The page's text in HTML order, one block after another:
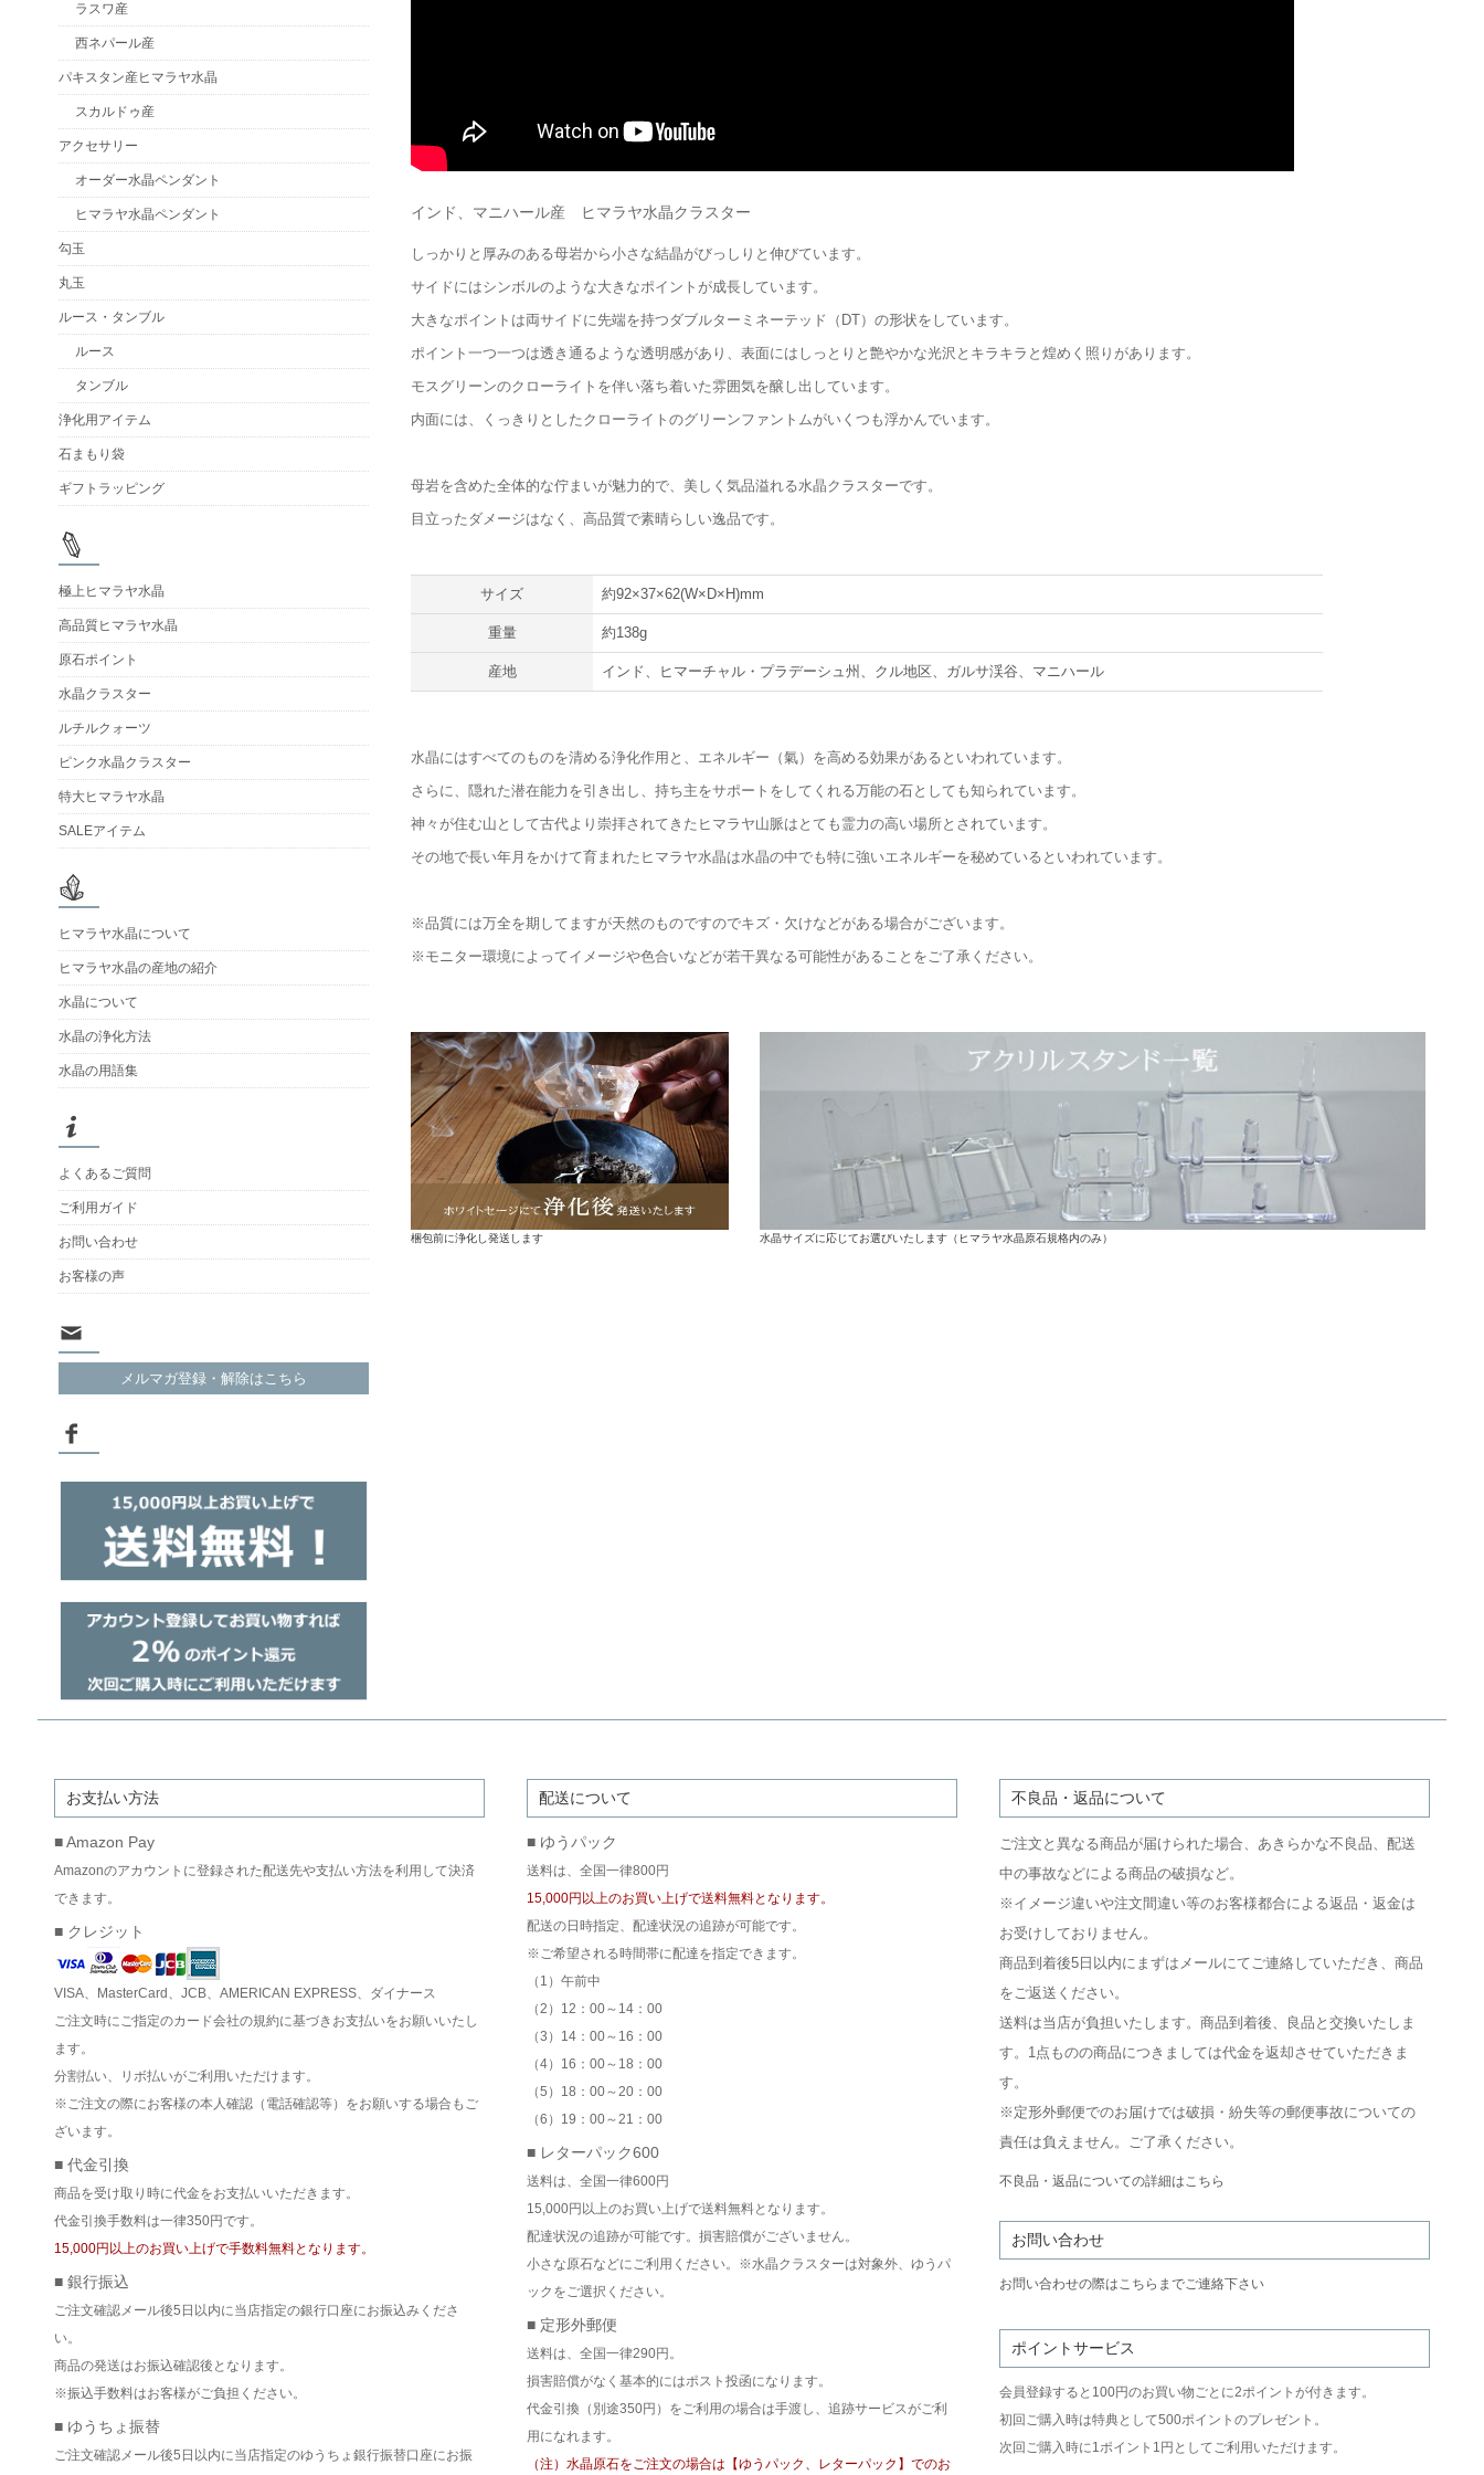
インド、マニハール産 ヒマラヤ水晶クラスター
しっかりと厚みのある母岩から小さな結晶がびっしりと伸びています。
サイドにはシンボルのような大きなポイントが成長しています。
大きなポイントは両サイドに先端を持つダブルターミネーテッド（DT）の形状をしています。
ポイント一つ一つは透き通るような透明感があり、表面にはしっとりと艶やかな光沢とキラキラと煌めく照りがあります。
モスグリーンのクローライトを伴い落ち着いた雰囲気を醸し出しています。
内面には、くっきりとしたクローライトのグリーンファントムがいくつも浮かんでいます。
母岩を含めた全体的な佇まいが魅力的で、美しく気品溢れる水晶クラスターです。
目立ったダメージはなく、高品質で素晴らしい逸品です。
サイズ 約92×37×62(W×D×H)mm
重量 約138g
産地 インド、ヒマーチャル・プラデーシュ州、クル地区、ガルサ渓谷、マニハール
水晶にはすべてのものを清める浄化作用と、エネルギー（氣）を高める効果があるといわれています。
さらに、隠れた潜在能力を引き出し、持ち主をサポートをしてくれる万能の石としても知られています。
神々が住む山として古代より崇拝されてきたヒマラヤ山脈はとても霊力の高い場所とされています。
その地で長い年月をかけて育まれたヒマラヤ水晶は水晶の中でも特に強いエネルギーを秘めているといわれています。
※品質には万全を期してますが天然のものですのでキズ・欠けなどがある場合がございます。
※モニター環境によってイメージや色合いなどが若干異なる可能性があることをご了承ください。
梱包前に浄化し発送します 水晶サイズに応じてお選びいたします（ヒマラヤ水晶原石規格内のみ）
ラスワ産
西ネパール産
パキスタン産ヒマラヤ水晶
スカルドゥ産
アクセサリー
オーダー水晶ペンダント
ヒマラヤ水晶ペンダント
勾玉
丸玉
ルース・タンブル
ルース
タンブル
浄化用アイテム
石まもり袋
ギフトラッピング
極上ヒマラヤ水晶
高品質ヒマラヤ水晶
原石ポイント
水晶クラスター
ルチルクォーツ
ピンク水晶クラスター
特大ヒマラヤ水晶
SALEアイテム
ヒマラヤ水晶について
ヒマラヤ水晶の産地の紹介
水晶について
水晶の浄化方法
水晶の用語集
よくあるご質問
ご利用ガイド
お問い合わせ
お客様の声
メルマガ登録・解除はこちら
お支払い方法
■ Amazon Pay
Amazonのアカウントに登録された配送先や支払い方法を利用して決済
できます。
■ クレジット
VISA、MasterCard、JCB、AMERICAN EXPRESS、ダイナース
ご注文時にご指定のカード会社の規約に基づきお支払いをお願いいたし
ます。
分割払い、リボ払いがご利用いただけます。
※ご注文の際にお客様の本人確認（電話確認等）をお願いする場合もご
ざいます。
■ 代金引換
商品を受け取り時に代金をお支払いいただきます。
代金引換手数料は一律350円です。
15,000円以上のお買い上げで手数料無料となります。
■ 銀行振込
ご注文確認メール後5日以内に当店指定の銀行口座にお振込みくださ
い。
商品の発送はお振込確認後となります。
※振込手数料はお客様がご負担ください。
■ ゆうちょ振替
ご注文確認メール後5日以内に当店指定のゆうちょ銀行振替口座にお振
配送について
■ ゆうパック
送料は、全国一律800円
15,000円以上のお買い上げで送料無料となります。
配送の日時指定、配達状況の追跡が可能です。
※ご希望される時間帯に配達を指定できます。
（1）午前中
（2）12：00～14：00
（3）14：00～16：00
（4）16：00～18：00
（5）18：00～20：00
（6）19：00～21：00
■ レターパック600
送料は、全国一律600円
15,000円以上のお買い上げで送料無料となります。
配達状況の追跡が可能です。損害賠償がございません。
小さな原石などにご利用ください。※水晶クラスターは対象外、ゆうパ
ックをご選択ください。
■ 定形外郵便
送料は、全国一律290円。
損害賠償がなく基本的にはポスト投函になります。
代金引換（別途350円）をご利用の場合は手渡し、追跡サービスがご利
用になれます。
（注）水晶原石をご注文の場合は【ゆうパック、レターパック】でのお
不良品・返品について
ご注文と異なる商品が届けられた場合、あきらかな不良品、配送
中の事故などによる商品の破損など。
※イメージ違いや注文間違い等のお客様都合による返品・返金は
お受けしておりません。
商品到着後5日以内にまずはメールにてご連絡していただき、商品
をご返送ください。
送料は当店が負担いたします。商品到着後、良品と交換いたしま
す。1点ものの商品につきましては代金を返却させていただきま
す。
※定形外郵便でのお届けでは破損・紛失等の郵便事故についての
責任は負えません。ご了承ください。
不良品・返品についての詳細はこちら
お問い合わせ
お問い合わせの際はこちらまでご連絡下さい
ポイントサービス
会員登録すると100円のお買い物ごとに2ポイントが付きます。
初回ご購入時は特典として500ポイントのプレゼント。
次回ご購入時に1ポイント1円としてご利用いただけます。